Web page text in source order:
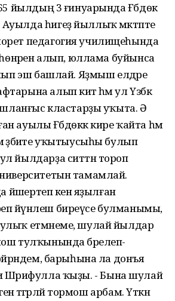
йылдың 3 ғинуарында Ғәбдѳк
һигеҙ йыллыҡ мәктәпте
педагогия училищеһында
һѳнәрен алып, юллама буйынса
эш башлай. Яҙмыш елдәре
алып китә һәм ул Үзбәк
кластарҙы уҡыта. Ә
ауылы Ғәбдѳккә кире ҡайта һәм
уҡытыусыһы булып
йылдарҙа ситтән тороп
тамамлай.
йәшертеп кенә яҙылған
йүнәлеш биреүсе булманымы,
етмәнеме, шулай йылдар
тулҡынында бәрелеп-
барыһына ла донъя
Шәрифулла ҡыҙы. - Бына шулай
тәгәрләй тормош арбам. Үткән